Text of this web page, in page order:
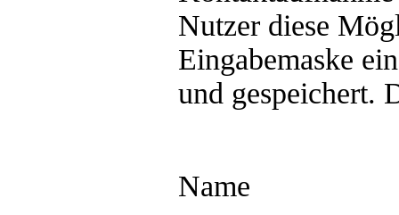
Nutzer diese
Eingabemaske
und gespeichert.
Name